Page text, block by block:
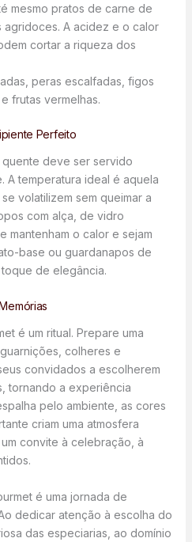
mesmo pratos de carne de
agridoces. A acidez e o calor
cortar a riqueza dos
peras escalfadas, figos
frutas vermelhas.
Perfeito
deve ser servido
A temperatura ideal é aquela
volatilizem sem queimar a
com alça, de vidro
mantenham o calor e sejam
base ou guardanapos de
de elegância.
é um ritual. Prepare uma
colheres e
convidados a escolherem
tornando a experiência
pelo ambiente, as cores
criam uma atmosfera
convite à celebração, à
é uma jornada de
dedicar atenção à escolha do
das especiarias, ao domínio